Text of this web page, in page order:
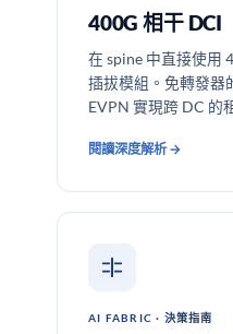
400G 相干 DCI
在 spine 中直接使用
插拔模組。免轉發器
EVPN 實現跨 DC 的
閱讀深度解析 →
AI FABRIC · 決策指南